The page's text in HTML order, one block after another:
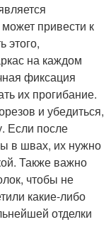
привести к
этого,
на каждом
фиксация
их прогибание.
и убедиться,
Если после
в швах, их нужно
Также важно
чтобы не
какие-либо
отделки